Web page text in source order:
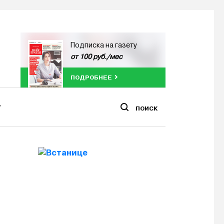
Подписка на газету
от 100 руб./мес
ПОДРОБНЕЕ
ПОИСК